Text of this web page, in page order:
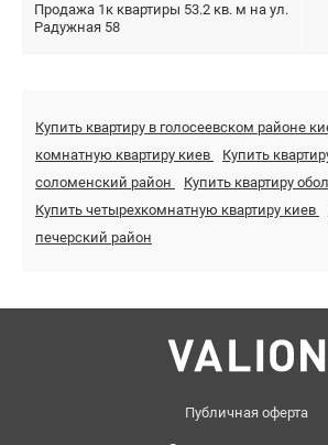
Продажа 1к квартиры 53.2 кв. м на ул.
Радужная 58
Купить квартиру в голосеевском районе
комнатную квартиру киев
Купить
соломенский район
Купить квартиру
Купить четырехкомнатную квартиру киев
печерский район
Публичная оферта